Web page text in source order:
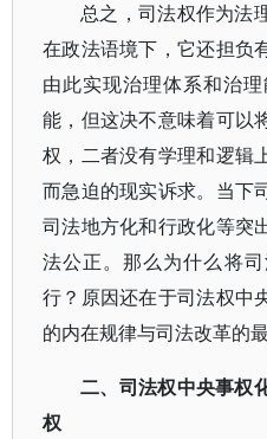
总之，司法权作为法
在政法语境下，它还担负
由此实现治理体系和治
能，但这决不意味着可以
权，二者没有学理和逻辑
而急迫的现实诉求。当下
司法地方化和行政化等突
法公正。那么为什么将
行？原因还在于司法权中
的内在规律与司法改革的最
二、司法权中央事权
权